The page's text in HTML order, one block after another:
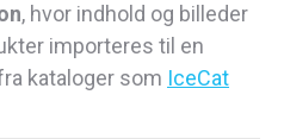
, hvor indhold og billeder
importeres til en
kataloger som IceCat